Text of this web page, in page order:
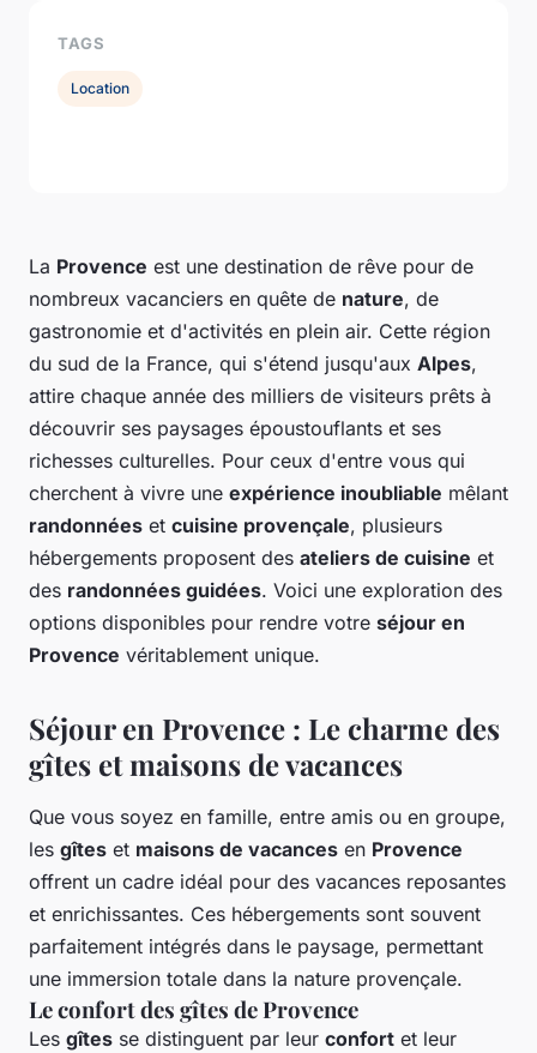
La Provence est une destination de rêve pour de
nombreux vacanciers en quête de nature, de
gastronomie et d'activités en plein air. Cette région
du sud de la France, qui s'étend jusqu'aux Alpes,
attire chaque année des milliers de visiteurs prêts à
découvrir ses paysages époustouflants et ses
richesses culturelles. Pour ceux d'entre vous qui
cherchent à vivre une expérience inoubliable mêlant
randonnées et cuisine provençale, plusieurs
hébergements proposent des ateliers de cuisine et
des randonnées guidées. Voici une exploration des
options disponibles pour rendre votre séjour en
Provence véritablement unique.
Séjour en Provence : Le charme des
gîtes et maisons de vacances
Que vous soyez en famille, entre amis ou en groupe,
les gîtes et maisons de vacances en Provence
offrent un cadre idéal pour des vacances reposantes
et enrichissantes. Ces hébergements sont souvent
parfaitement intégrés dans le paysage, permettant
une immersion totale dans la nature provençale.
Le confort des gîtes de Provence
Les gîtes se distinguent par leur confort et leur
TAGS
Location